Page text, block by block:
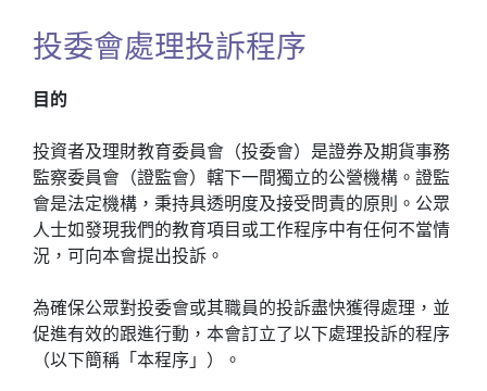
投委會處理投訴程序
目的
投資者及理財教育委員會（投委會）是證券及期貨事務
監察委員會（證監會）轄下一間獨立的公營機構。證監
會是法定機構，秉持具透明度及接受問責的原則。公眾
人士如發現我們的教育項目或工作程序中有任何不當情
況，可向本會提出投訴。
為確保公眾對投委會或其職員的投訴盡快獲得處理，並
促進有效的跟進行動，本會訂立了以下處理投訴的程序
（以下簡稱「本程序」）。